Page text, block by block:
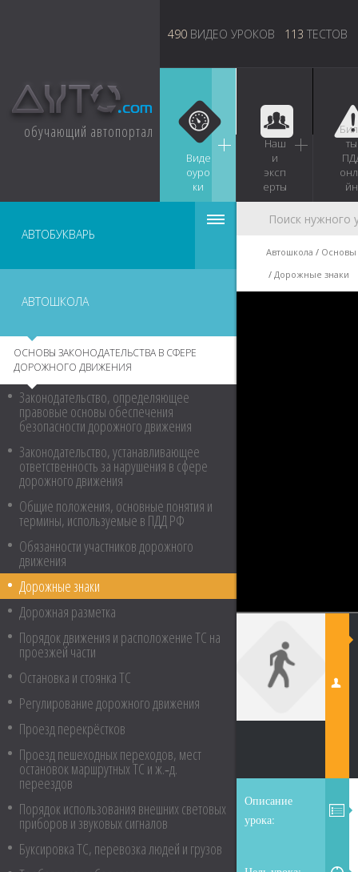
обучающий автопортал
490 ВИДЕО УРОКОВ 113 ТЕСТОВ
Виде
оуро
ки
Наш
и
эксп
ерты
ты
йн
АВТОБУКВАРЬ
АВТОШКОЛА
ОСНОВЫ ЗАКОНОДАТЕЛЬСТВА В СФЕРЕ
ДОРОЖНОГО ДВИЖЕНИЯ
Законодательство, определяющее
правовые основы обеспечения
безопасности дорожного движения
Законодательство, устанавливающее
ответственность за нарушения в сфере
дорожного движения
Общие положения, основные понятия и
термины, используемые в ПДД РФ
Обязанности участников дорожного
движения
Дорожные знаки
Дорожная разметка
Порядок движения и расположение ТС на
проезжей части
Остановка и стоянка ТС
Регулирование дорожного движения
Проезд перекрёстков
Проезд пешеходных переходов, мест
остановок маршрутных ТС и ж.‑д.
переездов
Порядок использования внешних световых
приборов и звуковых сигналов
Буксировка ТС, перевозка людей и грузов
Автошкола
Основы
Дорожные знаки
Описание
урока: